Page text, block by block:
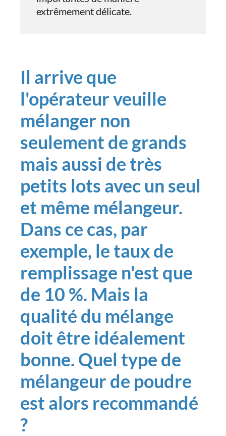
extrêmement délicate.
Il arrive que
l'opérateur veuille
mélanger non
seulement de grands
mais aussi de très
petits lots avec un seul
et même mélangeur.
Dans ce cas, par
exemple, le taux de
remplissage n'est que
de 10 %. Mais la
qualité du mélange
doit être idéalement
bonne. Quel type de
mélangeur de poudre
est alors recommandé
?